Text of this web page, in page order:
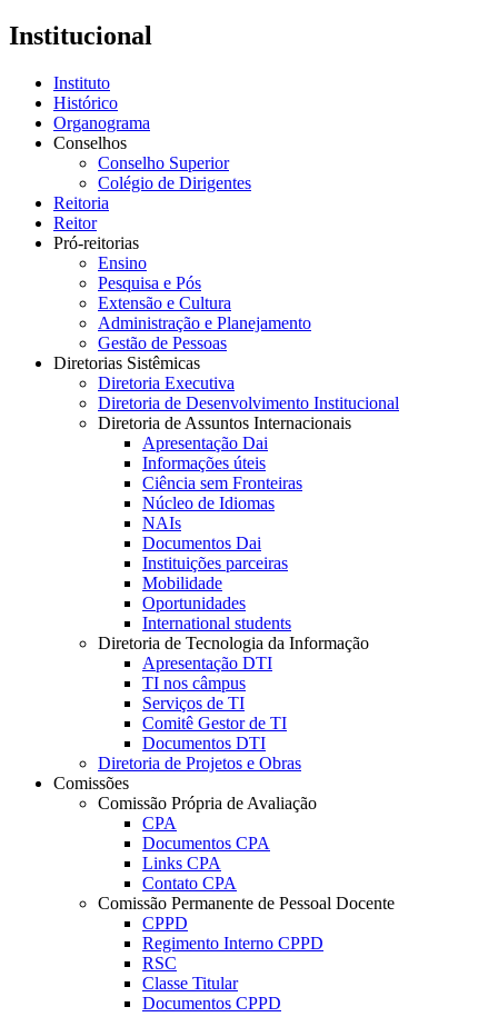
Institucional
Instituto
Histórico
Organograma
Conselhos
Conselho Superior
Colégio de Dirigentes
Reitoria
Reitor
Pró-reitorias
Ensino
Pesquisa e Pós
Extensão e Cultura
Administração e Planejamento
Gestão de Pessoas
Diretorias Sistêmicas
Diretoria Executiva
Diretoria de Desenvolvimento Institucional
Diretoria de Assuntos Internacionais
Apresentação Dai
Informações úteis
Ciência sem Fronteiras
Núcleo de Idiomas
NAIs
Documentos Dai
Instituições parceiras
Mobilidade
Oportunidades
International students
Diretoria de Tecnologia da Informação
Apresentação DTI
TI nos câmpus
Serviços de TI
Comitê Gestor de TI
Documentos DTI
Diretoria de Projetos e Obras
Comissões
Comissão Própria de Avaliação
CPA
Documentos CPA
Links CPA
Contato CPA
Comissão Permanente de Pessoal Docente
CPPD
Regimento Interno CPPD
RSC
Classe Titular
Documentos CPPD